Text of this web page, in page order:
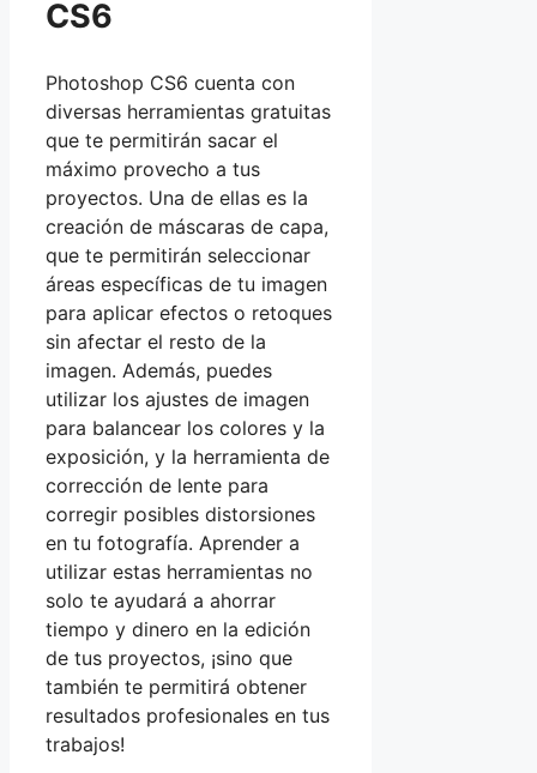
CS6
Photoshop CS6 cuenta con
diversas herramientas gratuitas
que te permitirán sacar el
máximo provecho a tus
proyectos. Una de ellas es la
creación de máscaras de capa,
que te permitirán seleccionar
áreas específicas de tu imagen
para aplicar efectos o retoques
sin afectar el resto de la
imagen. Además, puedes
utilizar los ajustes de imagen
para balancear los colores y la
exposición, y la herramienta de
corrección de lente para
corregir posibles distorsiones
en tu fotografía. Aprender a
utilizar estas herramientas no
solo te ayudará a ahorrar
tiempo y dinero en la edición
de tus proyectos, ¡sino que
también te permitirá obtener
resultados profesionales en tus
trabajos!